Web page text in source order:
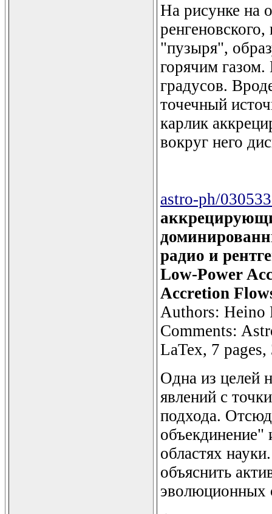
На рисунке на
"пузыря",
горячим газом.
градусов.
точечный
карлик
вокруг него
astro-ph/
радио и
Low-Power
Accretion
Authors: Heino
Comments:
LaTex, 7
Одна из целей
явлений с
подхода.
объекдинение"
областях
объяснить
эволюционных